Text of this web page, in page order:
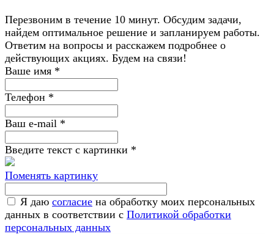
Перезвоним в течение 10 минут. Обсудим задачи,
найдем оптимальное решение и запланируем работы.
Ответим на вопросы и расскажем подробнее о
действующих акциях. Будем на связи!
Ваше имя *
Телефон *
Ваш e-mail *
Введите текст с картинки *
Поменять картинку
Я даю согласие на обработку моих персональных
данных в соответствии с Политикой обработки
персональных данных